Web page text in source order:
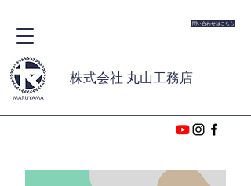
問い合わせはこちら
株式会社 丸山工務店